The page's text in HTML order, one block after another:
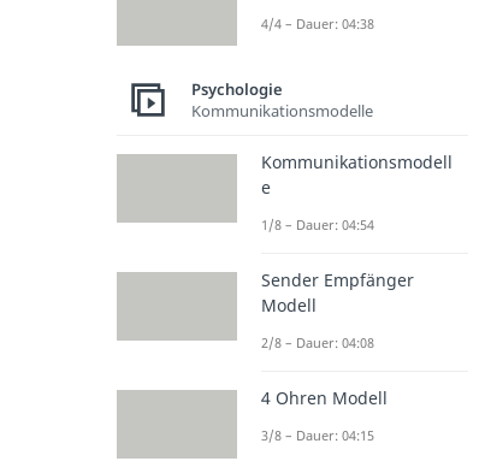
4/4 – Dauer: 04:38
Psychologie
Kommunikationsmodelle
Kommunikationsmodell
e
1/8 – Dauer: 04:54
Sender Empfänger
Modell
2/8 – Dauer: 04:08
4 Ohren Modell
3/8 – Dauer: 04:15